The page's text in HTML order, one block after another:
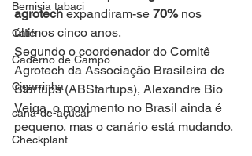
Bemisia tabaci
Café
Caderno de Campo
Cigarrinha
cana-de-açúcar
Checkplant
agrotech expandiram-se 70% nos
últimos cinco anos.
Segundo o coordenador do Comitê
Agrotech da Associação Brasileira de
Startups (ABStartups), Alexandre Bio
Veiga, o movimento no Brasil ainda é
pequeno, mas o canário está mudando.